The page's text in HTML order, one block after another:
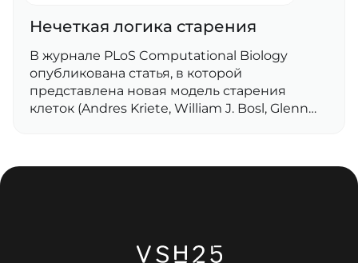
Нечеткая логика старения
В журнале PLoS Computational Biology
опубликована статья, в которой
представлена новая модель старения
клеток (Andres Kriete, William J. Bosl, Glenn…